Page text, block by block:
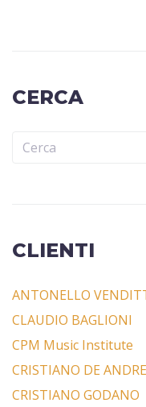
CERCA
CLIENTI
ANTONELLO
CLAUDIO BAGLIONI
CPM Music Institute
CRISTIANO DE
CRISTIANO GODANO